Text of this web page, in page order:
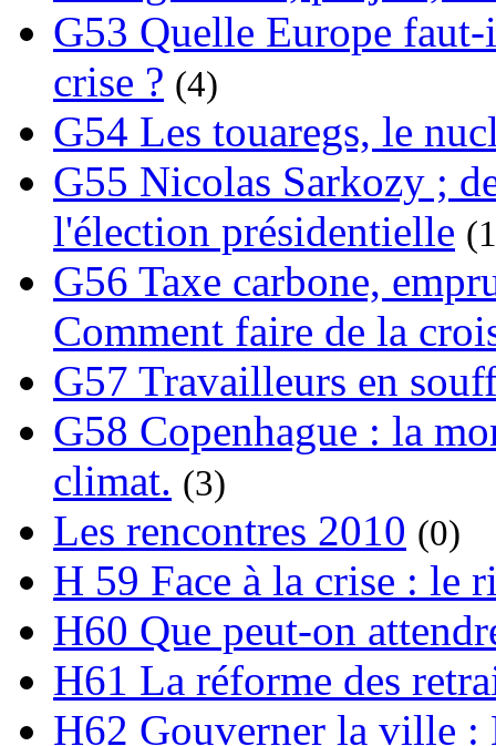
G53 Quelle Europe
crise ? (4)
G54 Les touaregs, le
G55 Nicolas Sarkozy ;
l'élection présidentielle
G56 Taxe carbone,
Comment faire de la
G57 Travailleurs en
G58 Copenhague : la
climat. (3)
Les rencontres 2010 (0)
H 59 Face à la crise : le
H60 Que peut-on
H61 La réforme des
H62 Gouverner la ville :